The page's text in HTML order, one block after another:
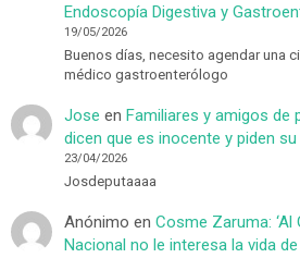
Endoscopía Digestiva y
19/05/2026
Buenos días, necesito agendar una
médico gastroenterólogo
Jose enFamiliares y amigos de
dicen que es inocente y piden su
23/04/2026
Josdeputaaaa
Anónimo enCosme Zaruma: ‘Al
Nacional no le interesa la vida